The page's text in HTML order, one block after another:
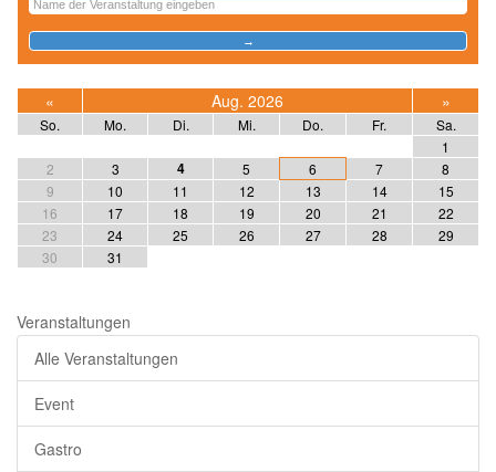
« Aug. 2026 »
So. Mo. Di. Mi. Do. Fr.
Sa.
1
2
3 4 5 6 7
8
9
10 11 12 13 14
15
16
17 18 19 20 21
22
23
24 25 26 27 28
29
30
31
Veranstaltungen
Alle Veranstaltungen
Event
Gastro